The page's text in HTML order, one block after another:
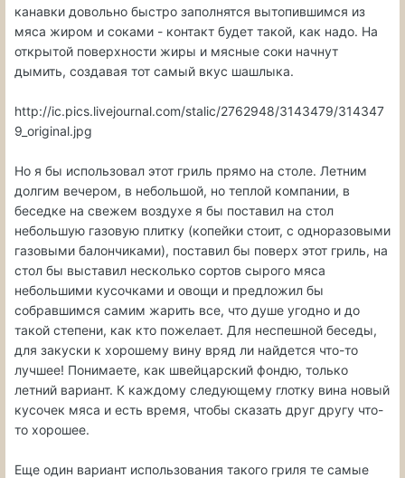
канавки довольно быстро заполнятся вытопившимся из
мяса жиром и соками - контакт будет такой, как надо. На
открытой поверхности жиры и мясные соки начнут
дымить, создавая тот самый вкус шашлыка.
http://ic.pics.livejournal.com/stalic/2762948/3143479/314347
9_original.jpg
Но я бы использовал этот гриль прямо на столе. Летним
долгим вечером, в небольшой, но теплой компании, в
беседке на свежем воздухе я бы поставил на стол
небольшую газовую плитку (копейки стоит, с одноразовыми
газовыми балончиками), поставил бы поверх этот гриль, на
стол бы выставил несколько сортов сырого мяса
небольшими кусочками и овощи и предложил бы
собравшимся самим жарить все, что душе угодно и до
такой степени, как кто пожелает. Для неспешной беседы,
для закуски к хорошему вину вряд ли найдется что-то
лучшее! Понимаете, как швейцарский фондю, только
летний вариант. К каждому следующему глотку вина новый
кусочек мяса и есть время, чтобы сказать друг другу что-
то хорошее.
Еще один вариант использования такого гриля те самые